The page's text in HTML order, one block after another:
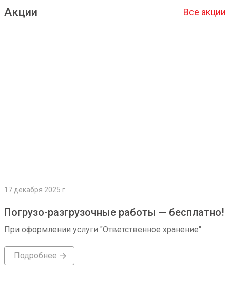
Акции Все акции
17 декабря 2025 г.
Погрузо-разгрузочные работы — бесплатно!
При оформлении услуги "Ответственное хранение"
Подробнее